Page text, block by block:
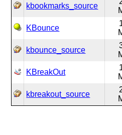
kbookmarks_source
KBounce
kbounce_source
KBreakOut
kbreakout_source